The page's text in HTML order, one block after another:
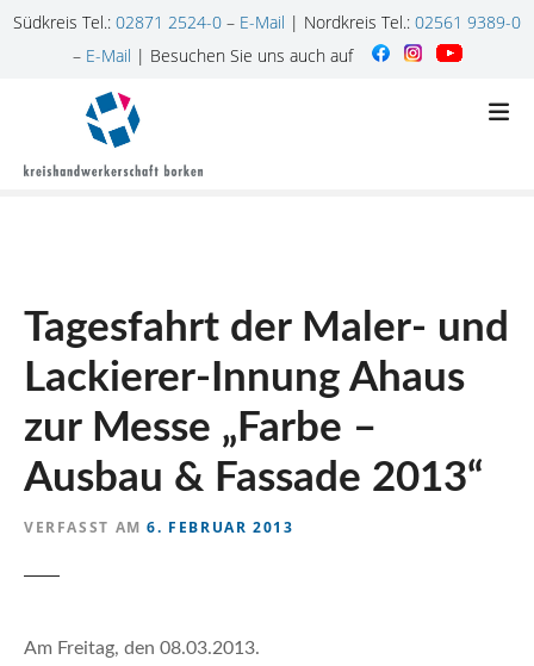
Südkreis Tel.: 02871 2524-0 – E-Mail | Nordkreis Tel.: 02561 9389-0
– E-Mail | Besuchen Sie uns auch auf
Tagesfahrt der Maler- und
Lackierer-Innung Ahaus
zur Messe „Farbe –
Ausbau & Fassade 2013“
VERFASST AM 6. FEBRUAR 2013
Am Freitag, den 08.03.2013.